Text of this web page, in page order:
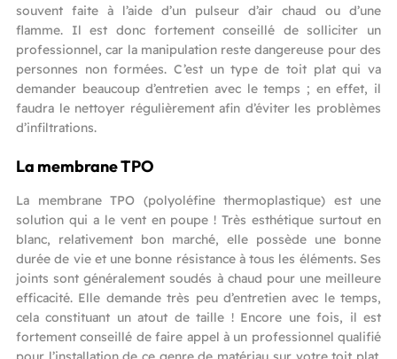
souvent faite à l’aide d’un pulseur d’air chaud ou d’une
flamme. Il est donc fortement conseillé de solliciter un
professionnel, car la manipulation reste dangereuse pour des
personnes non formées. C’est un type de toit plat qui va
demander beaucoup d’entretien avec le temps ; en effet, il
faudra le nettoyer régulièrement afin d’éviter les problèmes
d’infiltrations.
La membrane TPO
La membrane TPO (polyoléfine thermoplastique) est une
solution qui a le vent en poupe ! Très esthétique surtout en
blanc, relativement bon marché, elle possède une bonne
durée de vie et une bonne résistance à tous les éléments. Ses
joints sont généralement soudés à chaud pour une meilleure
efficacité. Elle demande très peu d’entretien avec le temps,
cela constituant un atout de taille ! Encore une fois, il est
fortement conseillé de faire appel à un professionnel qualifié